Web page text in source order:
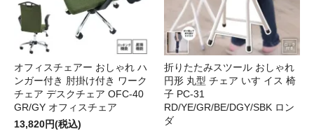
オフィスチェアー おしゃれ ハ
ンガー付き 肘掛け付き ワーク
チェア デスクチェア OFC-40
GR/GY オフィスチェア
13,820円(税込)
折りたたみスツール おしゃれ
円形 丸型 チェア いす イス 椅
子 PC-31
RD/YE/GR/BE/DGY/SBK ロン
ダ